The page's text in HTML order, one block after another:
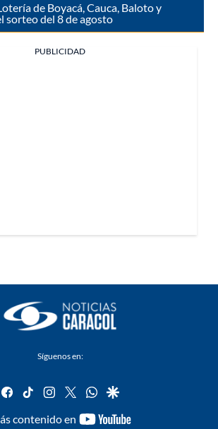
de Boyacá, Cauca, Baloto y
sorteo del 8 de agosto
PUBLICIDAD
Síguenos en:
facebook
tiktok instagram
twitterwhatsapp
google
contenido en
youtube-